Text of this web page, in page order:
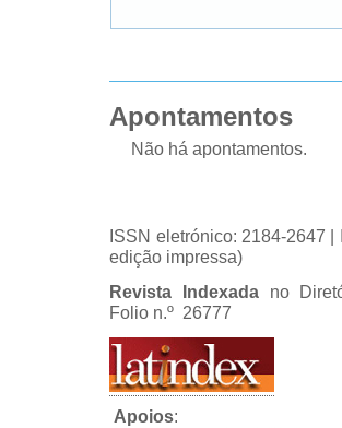
Apontamentos
Não há apontamentos.
ISSN eletrónico: 2184-2647
edição impressa)
Revista Indexadano
Folio n.º 26777
Apoios: